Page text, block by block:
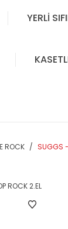
YERLİ
ROCK SUGGS